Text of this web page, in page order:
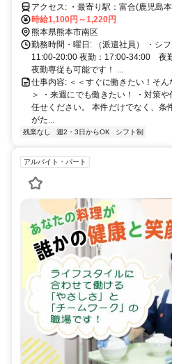
アクセス: ・最寄り駅：富合(鹿
時給1,100円～1,220円
熊本県熊本市南区
勤務時間・曜日: （派遣社員） ・シ
11:00-20:00 夜勤：17:00-34:00 夜
夜勤専従も可能です！ ...
仕事内容: ＜＜すぐに働きたい！そ
＞ ・来週にでも働きたい！ ・対策
任せください。 本件だけでなく、条
がた...
残業なし 週2・3日からOK シフト制
アルバイト・パート